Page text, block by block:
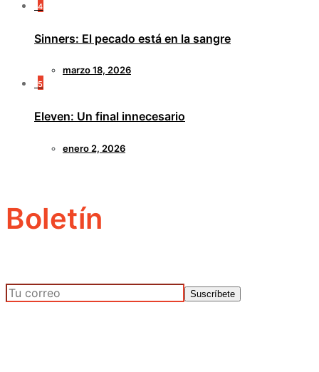
4
Sinners: El pecado está en la sangre
marzo 18, 2026
5
Eleven: Un final innecesario
enero 2, 2026
Boletín